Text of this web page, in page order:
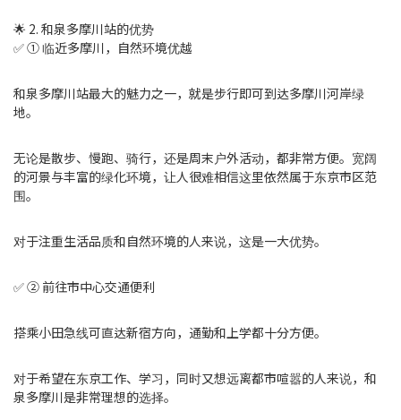
🌟 2. 和泉多摩川站的优势
✅ ① 临近多摩川，自然环境优越
和泉多摩川站最大的魅力之一，就是步行即可到达多摩川河岸绿
地。
无论是散步、慢跑、骑行，还是周末户外活动，都非常方便。宽阔
的河景与丰富的绿化环境，让人很难相信这里依然属于东京市区范
围。
对于注重生活品质和自然环境的人来说，这是一大优势。
✅ ② 前往市中心交通便利
搭乘小田急线可直达新宿方向，通勤和上学都十分方便。
对于希望在东京工作、学习，同时又想远离都市喧嚣的人来说，和
泉多摩川是非常理想的选择。